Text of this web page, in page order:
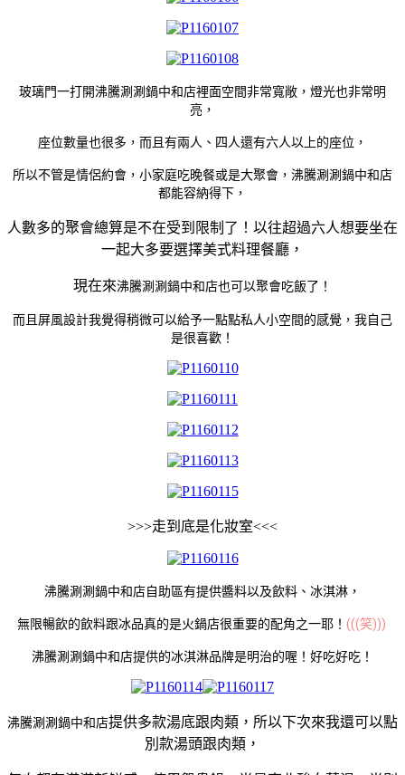
玻璃門一打開沸騰涮涮鍋中和店裡面空間非常寬敞，燈光也非常明
亮，
座位數量也很多，而且有兩人、四人還有六人以上的座位，
所以不管是情侶約會，小家庭吃晚餐或是大聚會，沸騰涮涮鍋中和店
都能容納得下，
人數多的聚會總算是不在受到限制了！以往超過六人想要坐在
一起大多要選擇美式料理餐廳，
現在來沸騰涮涮鍋中和店也可以聚會吃飯了！
而且屏風設計我覺得稍微可以給予一點點私人小空間的感覺，我自己
是很喜歡！
>>>走到底是化妝室<<<
沸騰涮涮鍋中和店自助區有提供醬料以及飲料、冰淇淋，
無限暢飲的飲料跟冰品真的是火鍋店很重要的配角之一耶！ (((笑)))
沸騰涮涮鍋中和店提供的冰淇淋品牌是明治的喔！好吃好吃！
沸騰涮涮鍋中和店提供多款湯底跟肉類，所以下次來我還可以點
別款湯頭跟肉類，